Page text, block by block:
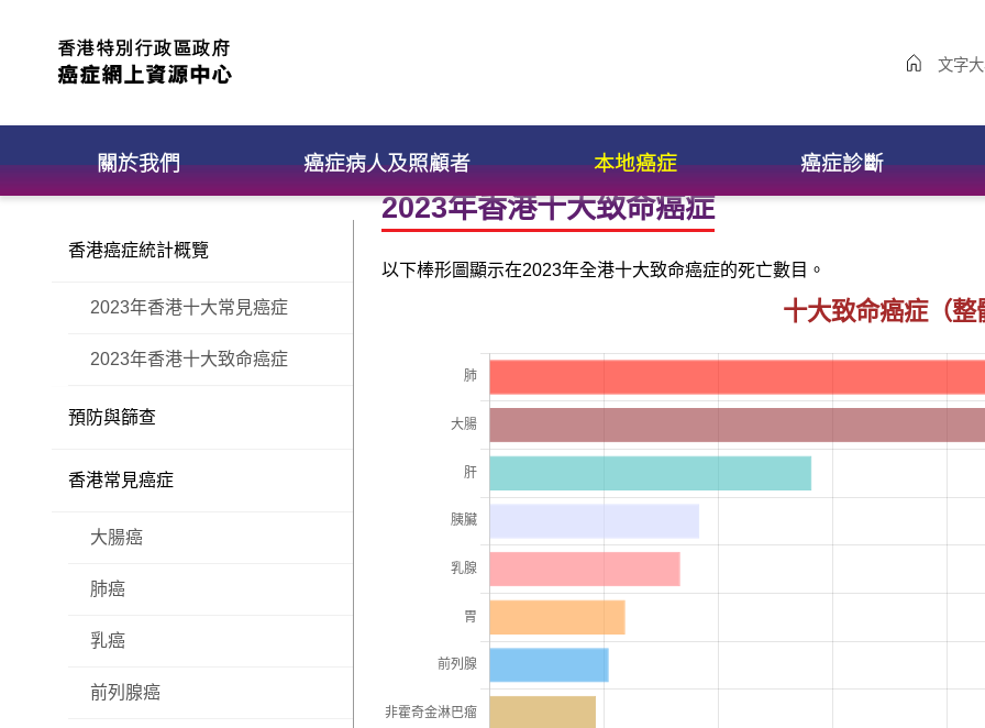
文字
關於我們 癌症病人及照顧者 本地癌症 癌症診斷
香港癌症統計概覽
2023年香港十大常見癌症
2023年香港十大致命癌症
預防與篩查
香港常見癌症
大腸癌
肺癌
乳癌
前列腺癌
2023年香港十大致命癌症
以下棒形圖顯示在2023年全港十大致命癌症的死亡數目。
十大致命癌症（整